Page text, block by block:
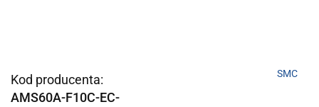
Kod producenta:
AMS60A-F10C-EC-
SMC